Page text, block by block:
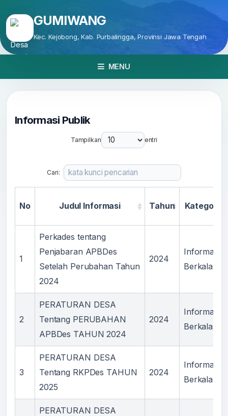
GUMIWANG
Kec. Kejobong, Kab. Purbalingga, Provinsi Jawa Tengah
MENU
Informasi Publik
Tampilkan entri
Cari:
No Judul Informasi Tahun Kategori
1
Perkades tentang
Penjabaran APBDes
Setelah Perubahan Tahun
2024
2024
Informasi
Berkala
2
PERATURAN DESA
Tentang PERUBAHAN
APBDes TAHUN 2024
2024
Informasi
Berkala
3
PERATURAN DESA
Tentang RKPDes TAHUN
2025
2024
Informasi
Berkala
PERATURAN DESA